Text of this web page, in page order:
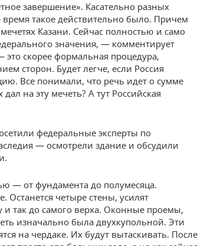
завершение». Касательно разных
такое действительно было. Причем
Казани. Сейчас полностью и само
значения, — комментирует
скорее формальная процедура,
сторон. Будет легче, если Россия
Все понимали, что речь идет о сумме
на эту мечеть? А тут Российская
федеральные эксперты по
— осмотрели здание и обсудили
— от фундамента до полумесяца.
Останется четыре стены, усилят
и так до самого верха. Оконные проемы,
изначально была двухкупольной. Эти
на чердаке. Их будут вытаскивать. После